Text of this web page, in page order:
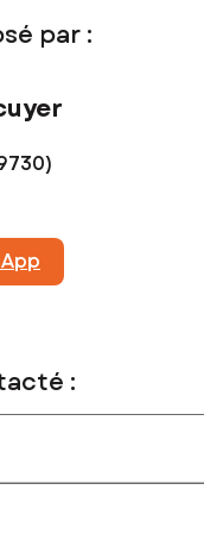
par :
: